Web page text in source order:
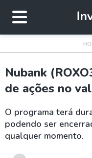
Nubank
de ações no
O programa terá
podendo ser
qualquer momento.